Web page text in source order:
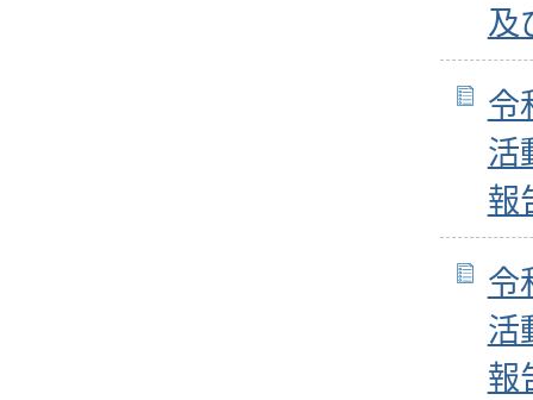
及
令
活
報
令
活
報